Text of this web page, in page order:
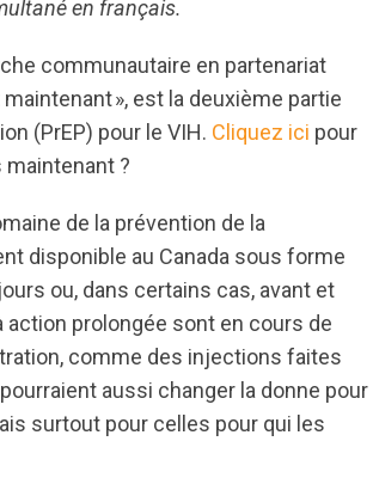
en français.
communautaire en partenariat
maintenant », est la deuxième partie
(PrEP) pour le VIH. Cliquez ici pour
maintenant ?
de la prévention de la
disponible au Canada sous forme
ou, dans certains cas, avant et
action prolongée sont en cours de
comme des injections faites
aussi changer la donne pour
surtout pour celles pour qui les